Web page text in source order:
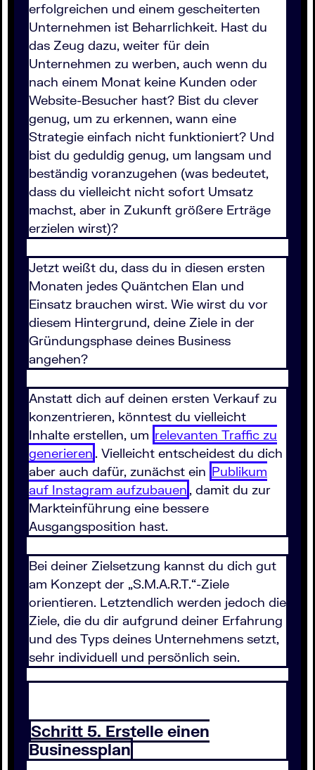
erfolgreichen und einem gescheiterten
Unternehmen ist Beharrlichkeit. Hast du
das Zeug dazu, weiter für dein
Unternehmen zu werben, auch wenn du
nach einem Monat keine Kunden oder
Website-Besucher hast? Bist du clever
genug, um zu erkennen, wann eine
Strategie einfach nicht funktioniert? Und
bist du geduldig genug, um langsam und
beständig voranzugehen (was bedeutet,
dass du vielleicht nicht sofort Umsatz
machst, aber in Zukunft größere Erträge
erzielen wirst)?
Jetzt weißt du, dass du in diesen ersten
Monaten jedes Quäntchen Elan und
Einsatz brauchen wirst. Wie wirst du vor
diesem Hintergrund, deine Ziele in der
Gründungsphase deines Business
angehen?
Anstatt dich auf deinen ersten Verkauf zu
konzentrieren, könntest du vielleicht
Inhalte erstellen, um relevanten Traffic zu
generieren . Vielleicht entscheidest du dich
aber auch dafür, zunächst ein Publikum
auf Instagram aufzubauen , damit du zur
Markteinführung eine bessere
Ausgangsposition hast.
Bei deiner Zielsetzung kannst du dich gut
am Konzept der „S.M.A.R.T.“-Ziele
orientieren. Letztendlich werden jedoch die
Ziele, die du dir aufgrund deiner Erfahrung
und des Typs deines Unternehmens setzt,
sehr individuell und persönlich sein.
Schritt 5. Erstelle einen
Businessplan